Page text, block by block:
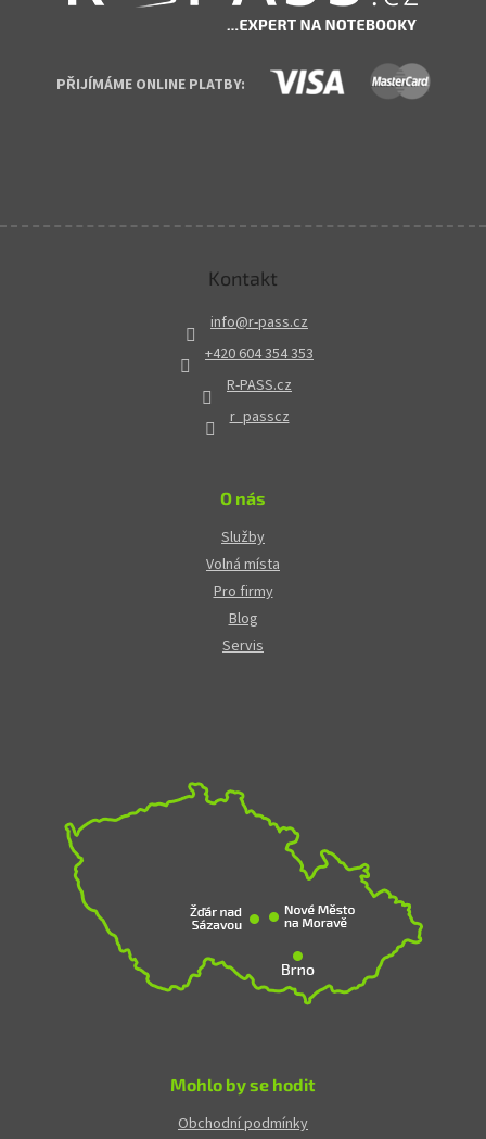
PŘIJÍMÁME ONLINE PLATBY:
Kontakt
info@r-pass.cz
+420 604 354 353
R-PASS.cz
r_passcz
O nás
Služby
Volná místa
Pro firmy
Blog
Servis
Mohlo by se hodit
Obchodní podmínky